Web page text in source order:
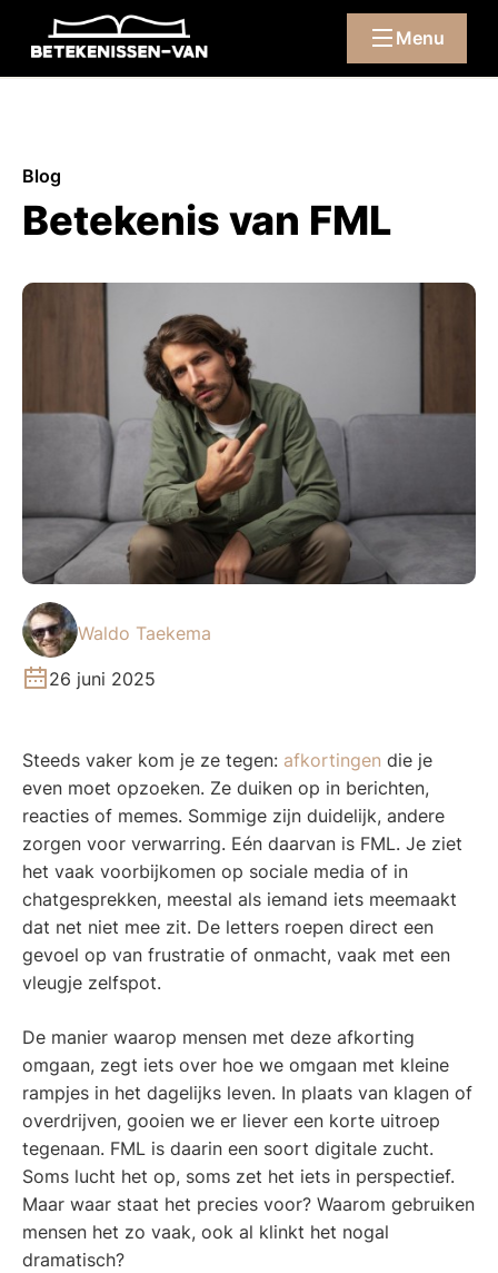
Menu
Blog
Betekenis van FML
Waldo Taekema
26 juni 2025
Steeds vaker kom je ze tegen: afkortingen die je
even moet opzoeken. Ze duiken op in berichten,
reacties of memes. Sommige zijn duidelijk, andere
zorgen voor verwarring. Eén daarvan is FML. Je ziet
het vaak voorbijkomen op sociale media of in
chatgesprekken, meestal als iemand iets meemaakt
dat net niet mee zit. De letters roepen direct een
gevoel op van frustratie of onmacht, vaak met een
vleugje zelfspot.
De manier waarop mensen met deze afkorting
omgaan, zegt iets over hoe we omgaan met kleine
rampjes in het dagelijks leven. In plaats van klagen of
overdrijven, gooien we er liever een korte uitroep
tegenaan. FML is daarin een soort digitale zucht.
Soms lucht het op, soms zet het iets in perspectief.
Maar waar staat het precies voor? Waarom gebruiken
mensen het zo vaak, ook al klinkt het nogal
dramatisch?